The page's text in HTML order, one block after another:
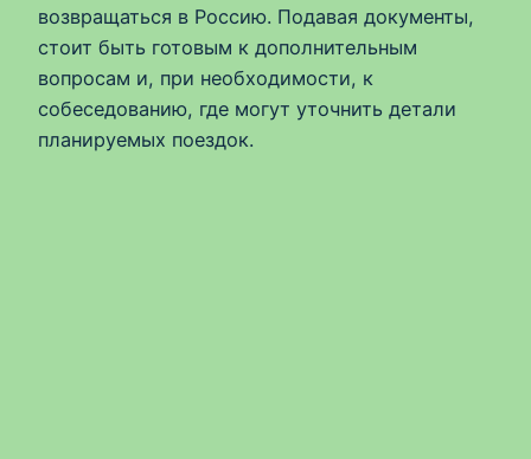
возвращаться в Россию. Подавая документы,
стоит быть готовым к дополнительным
вопросам и, при необходимости, к
собеседованию, где могут уточнить детали
планируемых поездок.